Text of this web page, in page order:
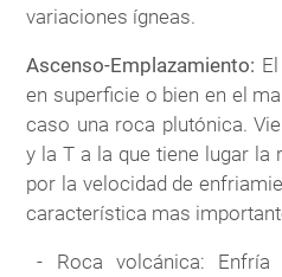
variaciones ígneas.
Ascenso-Emplazamiento:
en superficie o bien en el
caso una roca plutónica.
y la T a la que tiene lugar
por la velocidad de
característica mas
Roca volcánica: Enfría